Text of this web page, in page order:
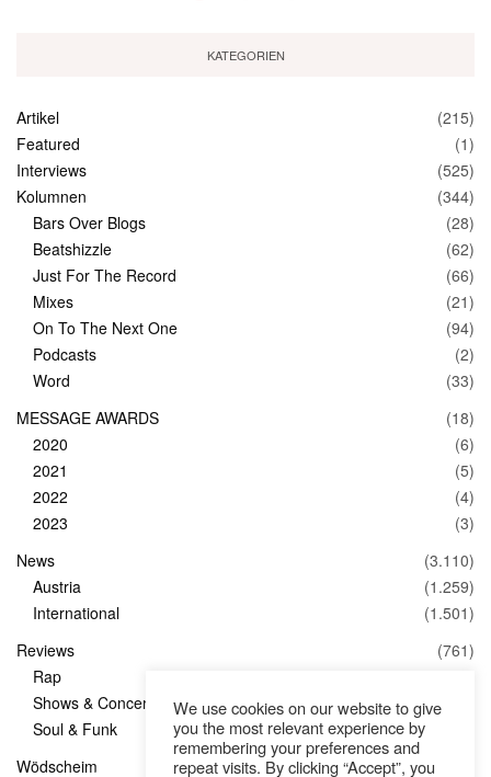
KATEGORIEN
Artikel
(215)
Featured
(1)
Interviews
(525)
Kolumnen
(344)
Bars Over Blogs
(28)
Beatshizzle
(62)
Just For The Record
(66)
Mixes
(21)
On To The Next One
(94)
Podcasts
(2)
Word
(33)
MESSAGE AWARDS
(18)
2020
(6)
2021
(5)
2022
(4)
2023
(3)
News
(3.110)
Austria
(1.259)
International
(1.501)
Reviews
(761)
Rap
Shows & Concerts
(347)
Soul & Funk
Wödscheim
We use cookies on our website to give
you the most relevant experience by
remembering your preferences and
repeat visits. By clicking “Accept”, you